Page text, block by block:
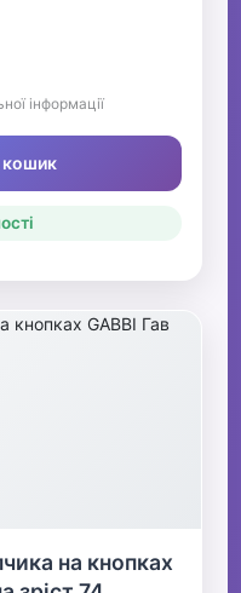
інформації
кошик
на кнопках